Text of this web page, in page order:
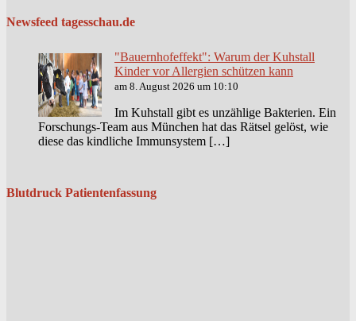
Newsfeed tagesschau.de
"Bauernhofeffekt": Warum der Kuhstall
Kinder vor Allergien schützen kann
am 8. August 2026 um 10:10
Im Kuhstall gibt es unzählige Bakterien. Ein
Forschungs-Team aus München hat das Rätsel gelöst, wie
diese das kindliche Immunsystem […]
Blutdruck Patientenfassung